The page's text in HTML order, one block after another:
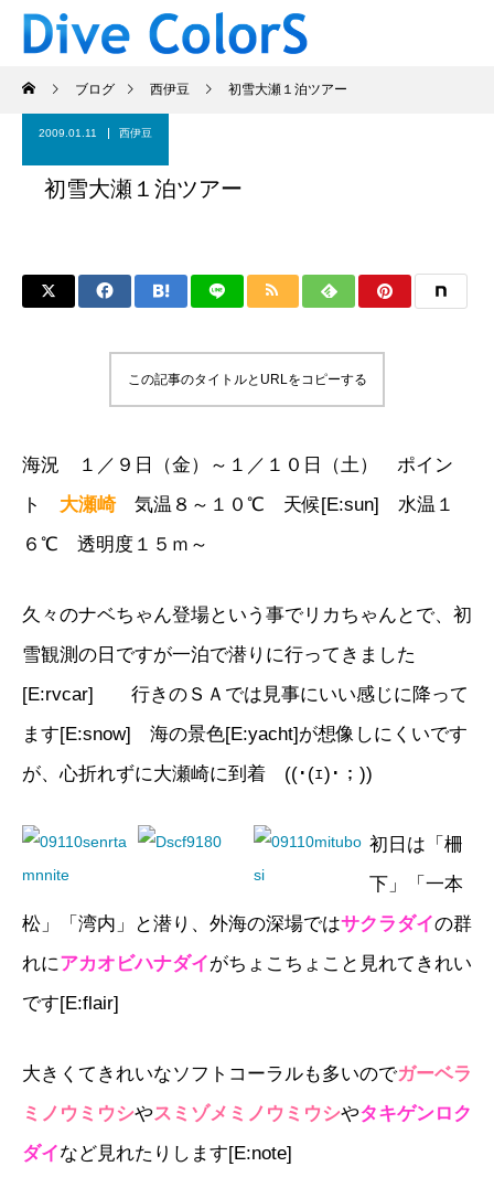
ブログ 西伊豆 初雪大瀬１泊ツアー
2009.01.11 西伊豆
初雪大瀬１泊ツアー
この記事のタイトルとURLをコピーする
海況 １／９日（金）～１／１０日（土） ポイン
ト 大瀬崎
気温８～１０℃ 天候[E:sun] 水温１
６℃ 透明度１５ｍ～
久々のナベちゃん登場という事でリカちゃんとで、初
雪観測の日ですが一泊で潜りに行ってきました
[E:rvcar] 行きのＳＡでは見事にいい感じに降って
ます[E:snow] 海の景色[E:yacht]が想像しにくいです
が、心折れずに大瀬崎に到着 ((･(ｪ)･；))
初日は「柵
下」「一本
松」「湾内」と潜り、外海の深場ではサクラダイの群
れにアカオビハナダイがちょこちょこと見れてきれい
です[E:flair]
大きくてきれいなソフトコーラルも多いのでガーベラ
ミノウミウシやスミゾメミノウミウシやタキゲンロク
ダイなど見れたりします[E:note]